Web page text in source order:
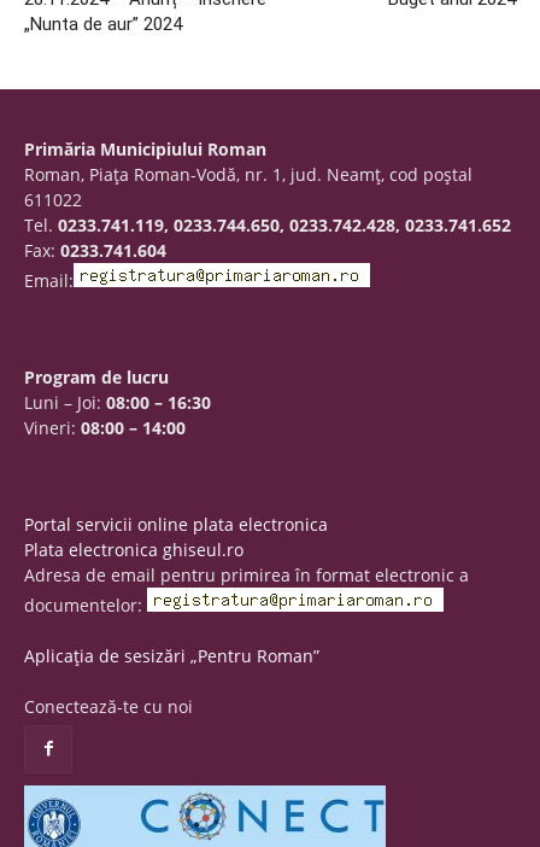
„Nunta de aur” 2024
Primăria Municipiului Roman
Roman, Piaţa Roman-Vodă, nr. 1, jud. Neamţ, cod poştal
611022
Tel. 0233.741.119, 0233.744.650, 0233.742.428, 0233.741.652
Fax: 0233.741.604
Email:
Program de lucru
Luni – Joi: 08:00 – 16:30
Vineri: 08:00 – 14:00
Portal servicii online plata electronica
Plata electronica ghiseul.ro
Adresa de email pentru primirea în format electronic a
documentelor:
Aplicația de sesizări „Pentru Roman”
Conectează-te cu noi